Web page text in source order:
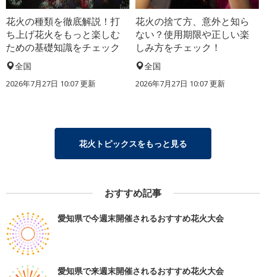
花火の種類を徹底解説！打
ち上げ花火をもっと楽しむ
ための基礎知識をチェック
全国
2026年7月27日 10:07 更新
花火の捨て方、意外と知ら
ない？使用期限や正しい楽
しみ方をチェック！
全国
2026年7月27日 10:07 更新
花火トピックスをもっと見る
おすすめ記事
愛知県で今週末開催されるおすすめ花火大会
愛知県で来週末開催されるおすすめ花火大会